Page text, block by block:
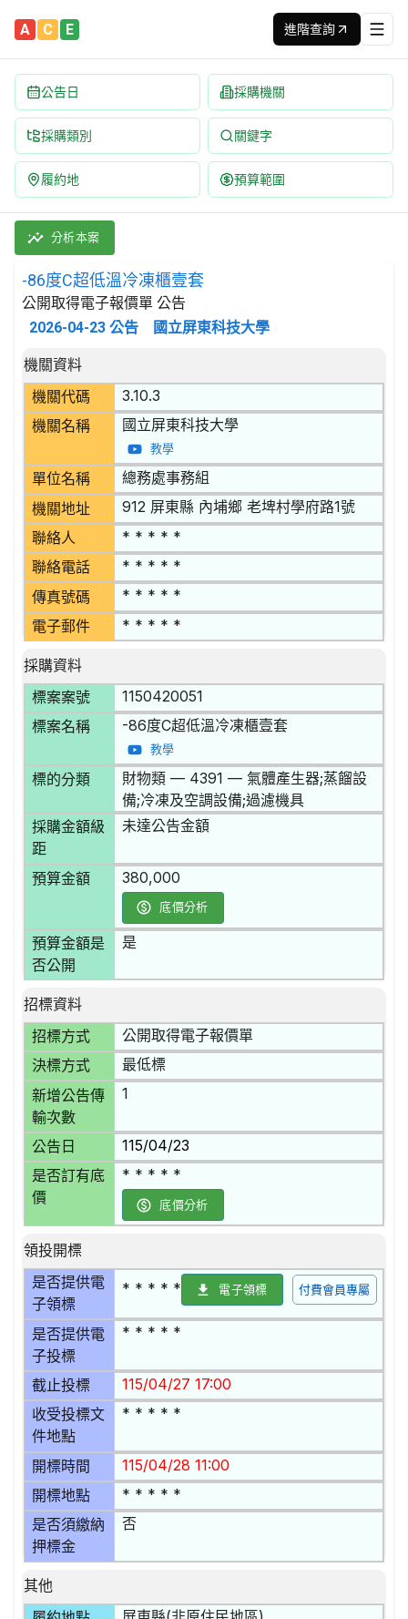
A C E 進階查詢
公告日 採購機關
採購類別 關鍵字
履約地 預算範圍
-86度C超低溫冷凍櫃壹套 招標公告 | 案號：1150420051 |
採購類別：財物類 氣體產生器;蒸餾設備;冷凍及空調設備;
分析本案
-86度C超低溫冷凍櫃壹套
公開取得電子報價單 公告
2026-04-23 公告 國立屏東科技大學
招標公告詳細內容
機關資料
機關代碼
3.10.3
機關名稱 國立屏東科技大學
教學
單位名稱 總務處事務組
機關地址 912 屏東縣 內埔鄉 老埤村學府路1號
聯絡人 * * * * *
聯絡電話 * * * * *
傳真號碼 * * * * *
電子郵件 * * * * *
採購資料
標案案號
1150420051
標案名稱 -86度C超低溫冷凍櫃壹套
教學
標的分類
財物類 — 4391 — 氣體產生器;蒸餾設
備;冷凍及空調設備;過濾機具
採購金額級
距
未達公告金額
預算金額 380,000
底價分析
預算金額是
否公開
是
招標資料
招標方式
公開取得電子報價單
決標方式 最低標
新增公告傳
輸次數
1
公告日 115/04/23
是否訂有底
價
* * * * *
底價分析
領投開標
是否提供電
子領標
* * * * * 電子領標 付費會員專屬
是否提供電
子投標
* * * * *
截止投標 115/04/27 17:00
收受投標文
件地點
* * * * *
開標時間 115/04/28 11:00
開標地點 * * * * *
是否須繳納
押標金
否
其他